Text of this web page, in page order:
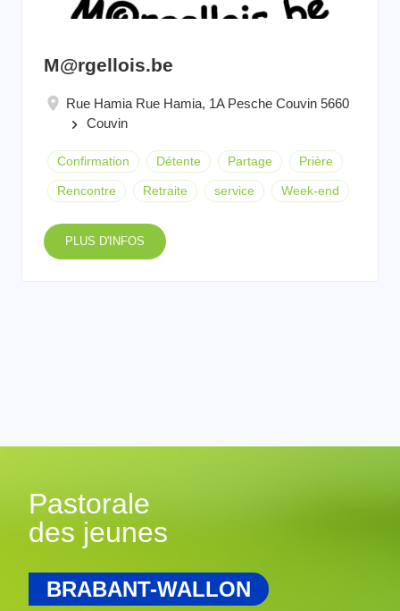
M@rgellois.be
Rue Hamia Rue Hamia, 1A Pesche Couvin 5660
keyboard_arrow_right Couvin
Confirmation Détente Partage Prière
Rencontre Retraite service Week-end
PLUS D'INFOS
Pastorale
des jeunes
BRABANT-WALLON